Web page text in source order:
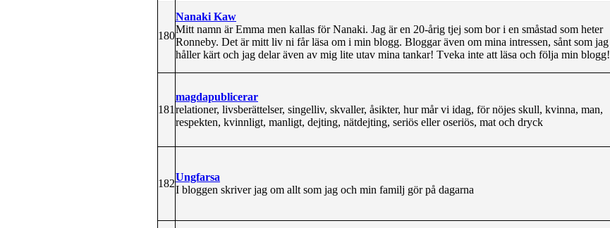
180
Nanaki Kaw
Mitt namn är Emma men kallas för Nanaki. Jag är en 20-årig tjej som bor i en småstad som heter
Ronneby. Det är mitt liv ni får läsa om i min blogg. Bloggar även om mina intressen, sånt som jag
håller kärt och jag delar även av mig lite utav mina tankar! Tveka inte att läsa och följa min blogg!
181
magdapublicerar
relationer, livsberättelser, singelliv, skvaller, åsikter, hur mår vi idag, för nöjes skull, kvinna, man,
respekten, kvinnligt, manligt, dejting, nätdejting, seriös eller oseriös, mat och dryck
182
Ungfarsa
I bloggen skriver jag om allt som jag och min familj gör på dagarna